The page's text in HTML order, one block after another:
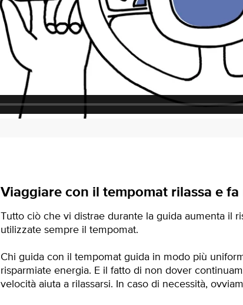
Viaggiare con il tempomat rilassa e
Tutto ciò che vi distrae durante la guida aumenta il
utilizzate sempre il tempomat.
Chi guida con il tempomat guida in modo più
risparmiate energia. E il fatto di non dover
velocità aiuta a rilassarsi. In caso di necessità,